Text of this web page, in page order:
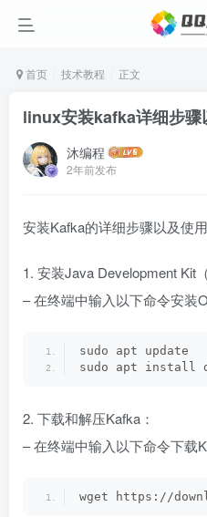
首页 技术教程 正文
linux安装kafka详细步骤
沐编程
2年前发布
安装Kafka的详细步骤以及使
1. 安装Java Development Kit
– 在终端中输入以下命令安装
sudo apt update
sudo apt install
2. 下载和解压Kafka：
– 在终端中输入以下命令下载
wget https://